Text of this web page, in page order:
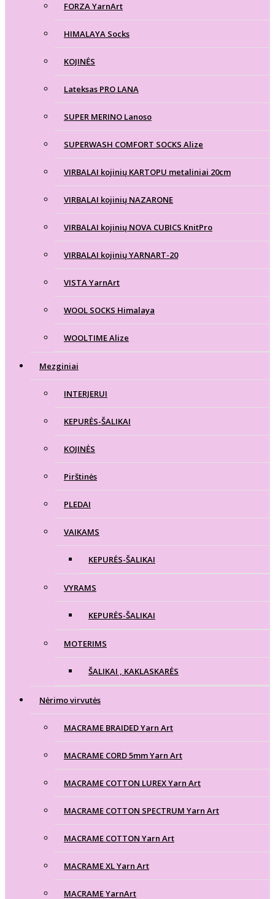
FORZA YarnArt
HIMALAYA Socks
KOJINĖS
Lateksas PRO LANA
SUPER MERINO Lanoso
SUPERWASH COMFORT SOCKS Alize
VIRBALAI kojinių KARTOPU metaliniai 20cm
VIRBALAI kojinių NAZARONE
VIRBALAI kojinių NOVA CUBICS KnitPro
VIRBALAI kojinių YARNART-20
VISTA YarnArt
WOOL SOCKS Himalaya
WOOLTIME Alize
Mezginiai
INTERJERUI
KEPURĖS-ŠALIKAI
KOJINĖS
Pirštinės
PLEDAI
VAIKAMS
KEPURĖS-ŠALIKAI
VYRAMS
KEPURĖS-ŠALIKAI
MOTERIMS
ŠALIKAI , KAKLASKARĖS
Nėrimo virvutės
MACRAME BRAIDED Yarn Art
MACRAME CORD 5mm Yarn Art
MACRAME COTTON LUREX Yarn Art
MACRAME COTTON SPECTRUM Yarn Art
MACRAME COTTON Yarn Art
MACRAME XL Yarn Art
MACRAME YarnArt